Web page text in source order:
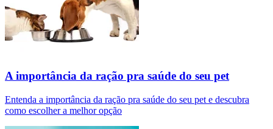
A importância da ração pra saúde do seu pet
Entenda a importância da ração pra saúde do seu pet e descubra
como escolher a melhor opção